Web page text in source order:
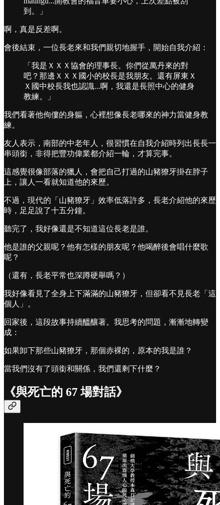
到。」
啊，真是反差啊。
會後結束，一位長老來和我們親切地握手，開始自我介紹：
「我是ＸＸＸ協會的理事長。你們從萬丹來的對
吧？那邊ＸＸＸ國小的校長是我朋友。還有屏東Ｘ
Ｘ國中校長我也認識...啊，我還是長照中心的健身
教練。」
我們看著他佝僂的身軀，心裡想像長老哪來的神力當健身教
練。
友人表示，南部的中老年人，很習慣在自我介紹時列出長長一
串頭銜，非得把豐功偉業都介紹一輪，才算完事。
這感覺很像部落的獵人，會把自己打過的山豬獠牙掛在脖子
上，讓人一看就知道他的來歷。
不過，現代的「山豬獠牙」效率低落許多，長老介紹他的來歷
時，足足說了十五分鐘。
聽完了，我好像還是不知道這位長老是誰。
他是誰的父親呢？他有怎樣的朋友呢？他喝醉後會唱什麼歌
呢？
（還有，長老平常也深蹲硬舉嗎？）
我好像看見了全身上下滿滿的山豬獠牙，但卻看不見長老「這
個人」。
回家後，這段故事持續醞釀著。我思考的問題，漸漸地轉變
成：
如果卸下那些山豬獠牙，那個赤裸的，原本的我是誰？
當我們沒有了頭銜和關係，我們還剩下什麼？
《與死亡的 67 場對話》